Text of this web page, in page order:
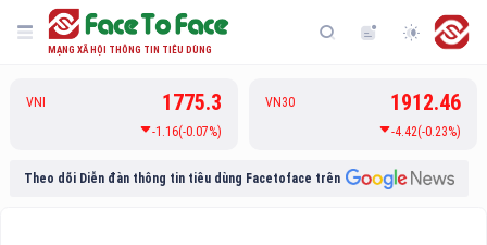
MẠNG XÃ HỘI THÔNG TIN TIÊU DÙNG
VNI 1775.3
-1.16(-0.07%)
VN30 1912.46
-4.42(-0.23%)
Theo dõi Diễn đàn thông tin tiêu dùng Facetoface trên